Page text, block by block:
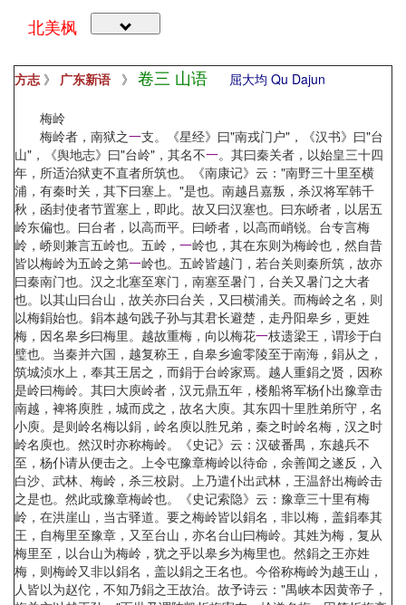
北美枫
方志》 广东新语 》 卷三 山语 屈大均 Qu Dajun
梅岭
梅岭者，南狱之一支。《星经》曰"南戎门户"，《汉书》曰"台
山"，《舆地志》曰"台岭"，其名不一。其曰秦关者，以始皇三十四
年，所适治狱吏不直者所筑也。《南康记》云："南野三十里至横
浦，有秦时关，其下曰塞上。"是也。南越吕嘉叛，杀汉将军韩千
秋，函封使者节置塞上，即此。故又曰汉塞也。曰东峤者，以居五
岭东偏也。曰台者，以高而平。曰峤者，以高而峭锐。台专言梅
岭，峤则兼言五岭也。五岭， 一岭也，其在东则为梅岭也，然自昔
皆以梅岭为五岭之第一岭也。五岭皆越门，若台关则秦所筑，故亦
曰秦南门也。汉之北塞至寒门，南塞至暑门，台关又暑门之大者
也。以其山曰台山，故关亦曰台关，又曰横浦关。而梅岭之名，则
以梅鋗始也。鋗本越句践子孙与其君长避楚，走丹阳皋乡，更姓
梅，因名皋乡曰梅里。越故重梅，向以梅花一枝遗梁王，谓珍于白
璧也。当秦并六国，越复称王，自皋乡逾零陵至于南海，鋗从之，
筑城浈水上，奉其王居之，而鋗于台岭家焉。越人重鋗之贤，因称
是岭曰梅岭。其曰大庾岭者，汉元鼎五年，楼船将军杨仆出豫章击
南越，裨将庾胜，城而戍之，故名大庾。其东四十里胜弟所守，名
小庾。是则岭名梅以鋗，岭名庾以胜兄弟，秦之时岭名梅，汉之时
岭名庾也。然汉时亦称梅岭。《史记》云：汉破番禺，东越兵不
至，杨仆请从便击之。上令屯豫章梅岭以待命，余善闻之遂反，入
白沙、武林、梅岭，杀三校尉。上乃遣仆出武林，王温舒出梅岭击
之是也。然此或豫章梅岭也。《史记索隐》云：豫章三十里有梅
岭，在洪崖山，当古驿道。要之梅岭皆以鋗名，非以梅，盖鋗奉其
王，自梅里至豫章，又至台山，亦名台山曰梅岭。其姓为梅，复从
梅里至，以台山为梅岭，犹之乎以皋乡为梅里也。然鋗之王亦姓
梅，则梅岭又非以鋗名，盖以鋗之王名也。今俗称梅岭为越王山，
人皆以为赵佗，不知乃鋗之王故治。故予诗云："禺峡本因黄帝子，